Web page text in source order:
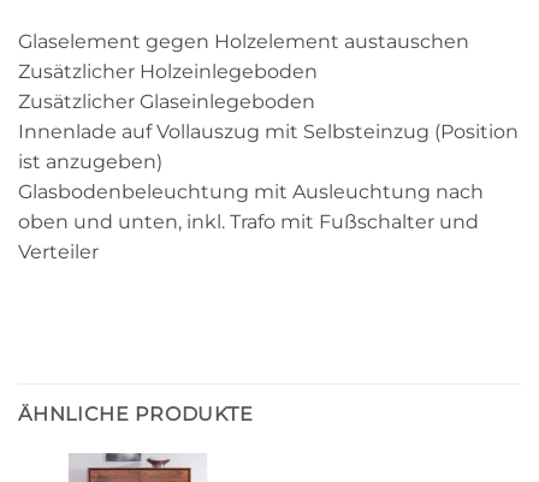
Glaselement gegen Holzelement austauschen
Zusätzlicher Holzeinlegeboden
Zusätzlicher Glaseinlegeboden
Innenlade auf Vollauszug mit Selbsteinzug (Position
ist anzugeben)
Glasbodenbeleuchtung mit Ausleuchtung nach
oben und unten, inkl. Trafo mit Fußschalter und
Verteiler
ÄHNLICHE PRODUKTE